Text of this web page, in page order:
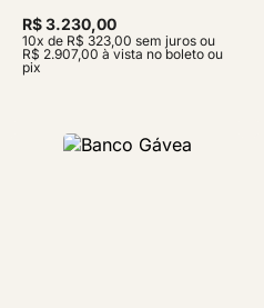
R$ 3.230,00
10x de R$ 323,00 sem juros ou
R$ 2.907,00 à vista no boleto ou
pix